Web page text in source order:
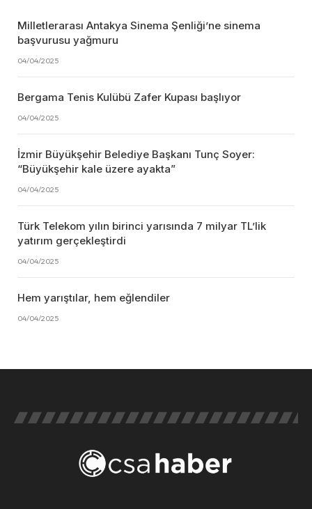
Milletlerarası Antakya Sinema Şenliği’ne sinema
başvurusu yağmuru
04/04/2025
Bergama Tenis Kulübü Zafer Kupası başlıyor
04/04/2025
İzmir Büyükşehir Belediye Başkanı Tunç Soyer:
“Büyükşehir kale üzere ayakta”
04/04/2025
Türk Telekom yılın birinci yarısında 7 milyar TL’lik
yatırım gerçekleştirdi
04/04/2025
Hem yarıştılar, hem eğlendiler
04/04/2025